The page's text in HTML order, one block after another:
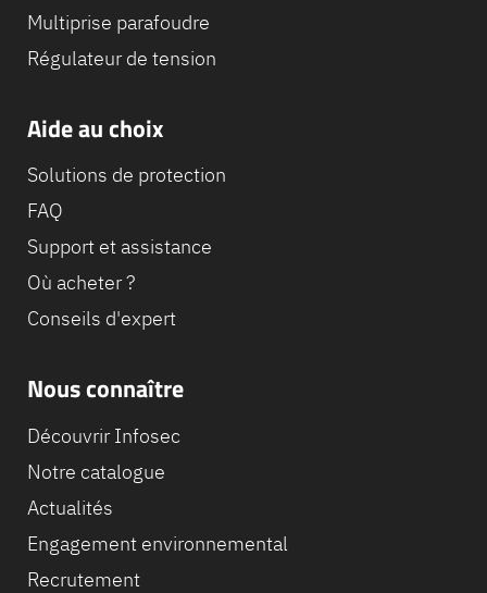
Multiprise parafoudre
Régulateur de tension
Aide au choix
Solutions de protection
FAQ
Support et assistance
Où acheter ?
Conseils d'expert
Nous connaître
Découvrir Infosec
Notre catalogue
Actualités
Engagement environnemental
Recrutement